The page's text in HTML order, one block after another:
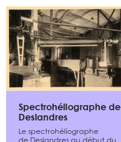
Spectrohéliographe de
Deslandres
Le spectrohéliographe
de Deslandres au début du